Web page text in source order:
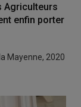
Agriculteurs
enfin porter
Mayenne, 2020